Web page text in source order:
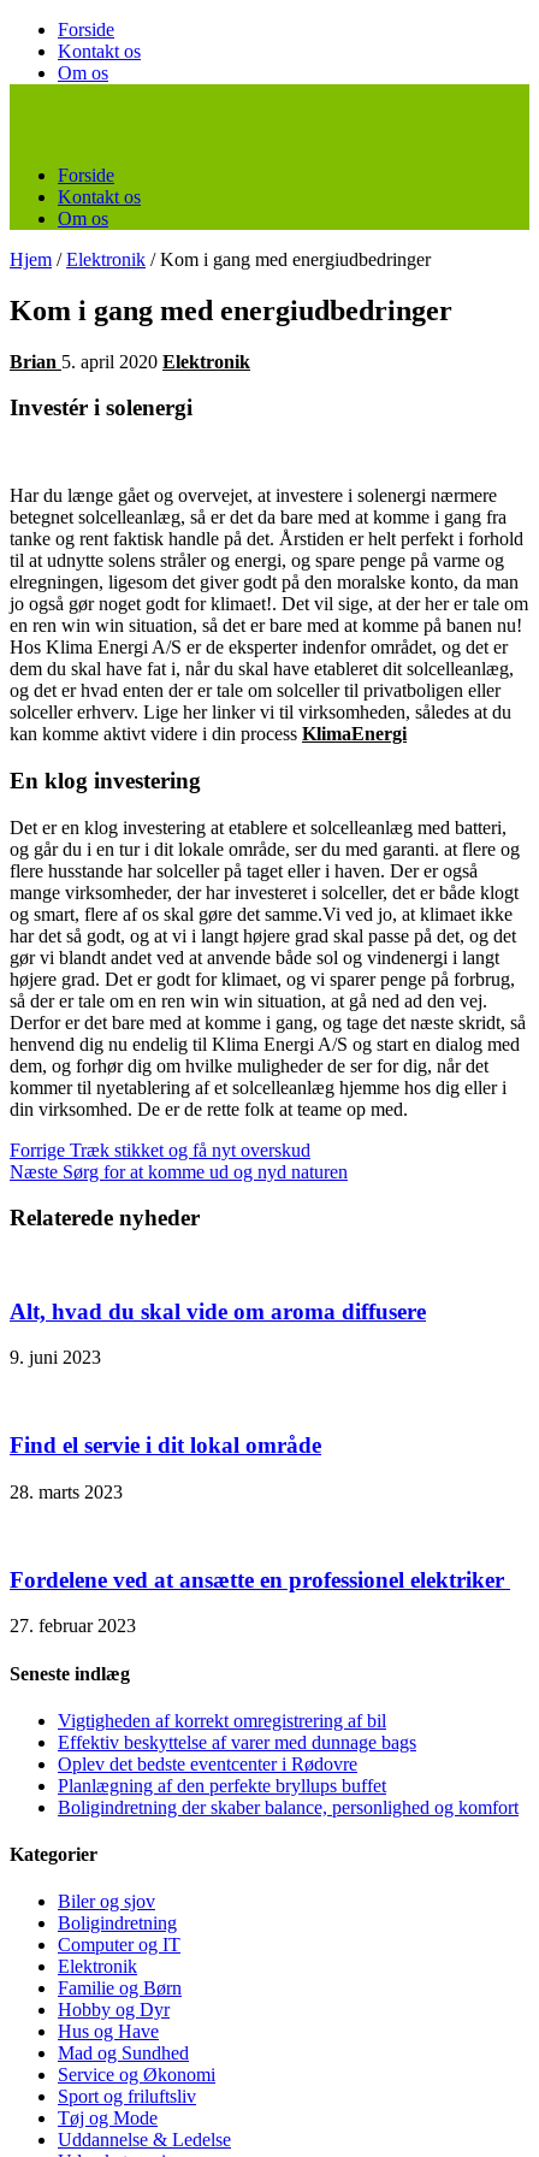
Forside
Kontakt os
Om os
Forside
Kontakt os
Om os
Hjem / Elektronik / Kom i gang med energiudbedringer
Kom i gang med energiudbedringer
Brian 5. april 2020 Elektronik
Investér i solenergi
Har du længe gået og overvejet, at investere i solenergi nærmere
betegnet solcelleanlæg, så er det da bare med at komme i gang fra
tanke og rent faktisk handle på det. Årstiden er helt perfekt i forhold
til at udnytte solens stråler og energi, og spare penge på varme og
elregningen, ligesom det giver godt på den moralske konto, da man
jo også gør noget godt for klimaet!. Det vil sige, at der her er tale om
en ren win win situation, så det er bare med at komme på banen nu!
Hos Klima Energi A/S er de eksperter indenfor området, og det er
dem du skal have fat i, når du skal have etableret dit solcelleanlæg,
og det er hvad enten der er tale om solceller til privatboligen eller
solceller erhverv. Lige her linker vi til virksomheden, således at du
kan komme aktivt videre i din process KlimaEnergi
En klog investering
Det er en klog investering at etablere et solcelleanlæg med batteri,
og går du i en tur i dit lokale område, ser du med garanti. at flere og
flere husstande har solceller på taget eller i haven. Der er også
mange virksomheder, der har investeret i solceller, det er både klogt
og smart, flere af os skal gøre det samme.Vi ved jo, at klimaet ikke
har det så godt, og at vi i langt højere grad skal passe på det, og det
gør vi blandt andet ved at anvende både sol og vindenergi i langt
højere grad. Det er godt for klimaet, og vi sparer penge på forbrug,
så der er tale om en ren win win situation, at gå ned ad den vej.
Derfor er det bare med at komme i gang, og tage det næste skridt, så
henvend dig nu endelig til Klima Energi A/S og start en dialog med
dem, og forhør dig om hvilke muligheder de ser for dig, når det
kommer til nyetablering af et solcelleanlæg hjemme hos dig eller i
din virksomhed. De er de rette folk at teame op med.
Forrige Træk stikket og få nyt overskud
Næste Sørg for at komme ud og nyd naturen
Relaterede nyheder
Alt, hvad du skal vide om aroma diffusere
9. juni 2023
Find el servie i dit lokal område
28. marts 2023
Fordelene ved at ansætte en professionel elektriker
27. februar 2023
Seneste indlæg
Vigtigheden af korrekt omregistrering af bil
Effektiv beskyttelse af varer med dunnage bags
Oplev det bedste eventcenter i Rødovre
Planlægning af den perfekte bryllups buffet
Boligindretning der skaber balance, personlighed og komfort
Kategorier
Biler og sjov
Boligindretning
Computer og IT
Elektronik
Familie og Børn
Hobby og Dyr
Hus og Have
Mad og Sundhed
Service og Økonomi
Sport og friluftsliv
Tøj og Mode
Uddannelse & Ledelse